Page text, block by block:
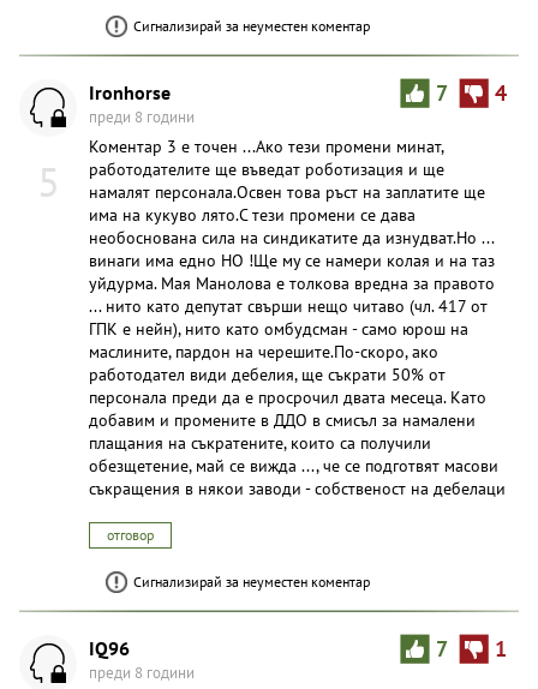
Сигнализирай за неуместен коментар
5
7 4
Ironhorse
преди 8 години
Коментар 3 е точен ...Ако тези промени минат,
работодателите ще въведат роботизация и ще
намалят персонала.Освен това ръст на заплатите ще
има на кукуво лято.С тези промени се дава
необоснована сила на синдикатите да изнудват.Но ...
винаги има едно НО !Ще му се намери колая и на таз
уйдурма. Мая Манолова е толкова вредна за правото
... нито като депутат свърши нещо читаво (чл. 417 от
ГПК е нейн), нито като омбудсман - само юрош на
маслините, пардон на черешите.По-скоро, ако
работодател види дебелия, ще съкрати 50% от
персонала преди да е просрочил двата месеца. Като
добавим и промените в ДДО в смисъл за намалени
плащания на съкратените, които са получили
обезщетение, май се вижда ..., че се подготвят масови
съкращения в някои заводи - собственост на дебелаци
отговор
Сигнализирай за неуместен коментар
7 1
IQ96
преди 8 години